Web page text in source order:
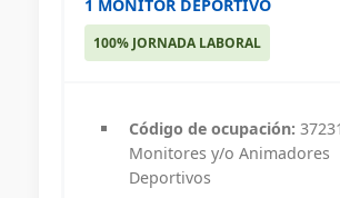
1 MONITOR DEPORTIVO
100% JORNADA LABORAL
Código de ocupación:
Monitores y/o Animadores
Deportivos